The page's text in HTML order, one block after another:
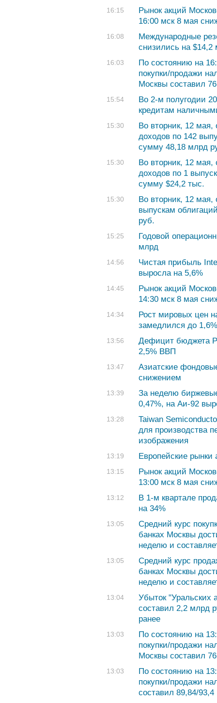
16:15
Рынок акций
16:00 мск 8 мая
16:08
Международные
снизились на $14,2
16:03
По состоянию на
покупки/продажи
Москвы составил
15:54
Во 2-м полугодии
кредитам
15:30
Во вторник, 12
доходов по 142
сумму 48,18 млрд
15:30
Во вторник, 12
доходов по 1
сумму $24,2 тыс.
15:30
Во вторник, 12
выпускам
руб.
15:25
Годовой
млрд
14:56
Чистая прибыль
выросла на 5,6%
14:45
Рынок акций
14:30 мск 8 мая
14:34
Рост мировых цен
замедлился до 1,6%
13:56
Дефицит бюджета
2,5% ВВП
13:47
Азиатские
снижением
13:39
За неделю
0,47%, на Аи-92
13:28
Taiwan
для производства
изображения
13:19 Европейские рынки
13:15
Рынок акций
13:00 мск 8 мая
13:12
В 1-м квартале
на 34%
13:05
Средний курс
банках Москвы
неделю и
13:05
Средний курс
банках Москвы
неделю и
13:04
Убыток "Уральских
составил 2,2 млрд
ранее
13:03
По состоянию на
покупки/продажи
Москвы составил
13:03
По состоянию на
покупки/продажи
составил 89,84/93,4